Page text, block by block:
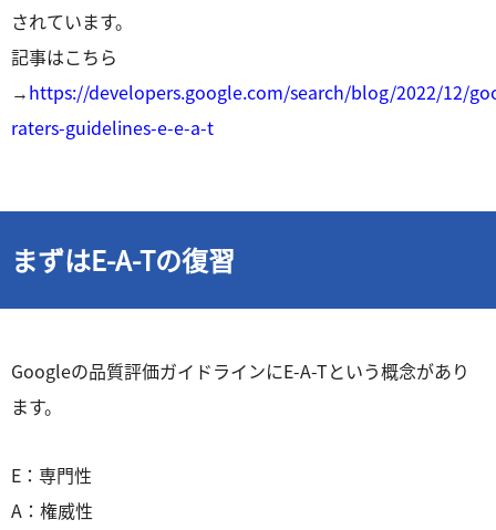
されています。
記事はこちら
→https://developers.google.com/search/blog/2022/12/
raters-guidelines-e-e-a-t
まずはE-A-Tの復習
Googleの品質評価ガイドラインにE-A-Tという概念があり
ます。
E：専門性
A：権威性